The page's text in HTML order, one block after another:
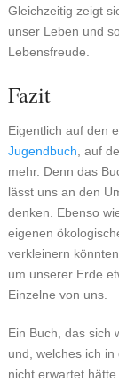
Gleichzeitig zeigt
unser Leben und
Lebensfreude.
Fazit
Eigentlich auf den
Jugendbuch , auf
mehr. Denn das
lässt uns an den
denken. Ebenso
eigenen
verkleinern
um unserer Erde
Einzelne von uns.
Ein Buch, das sich
und, welches ich
nicht erwartet hätte.